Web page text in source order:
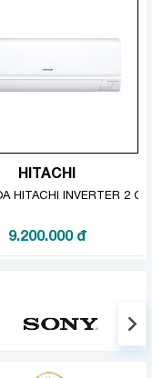
lại không gian
không khí
FTKS60GVMV
HITACHI
HITACHI INVERTER 2
9.200.000 đ